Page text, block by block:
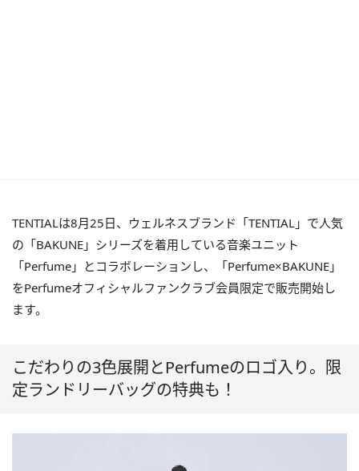
TENTIALは8月25日、ウェルネスブランド「TENTIAL」で人気
の「BAKUNE」シリーズを着用している音楽ユニット
「Perfume」とコラボレーションし、「Perfume×BAKUNE」
をPerfumeオフィシャルファンクラブ会員限定で販売開始し
ます。
こだわりの3色展開とPerfumeのロゴ入り。限
定ランドリーバッグの特典も！